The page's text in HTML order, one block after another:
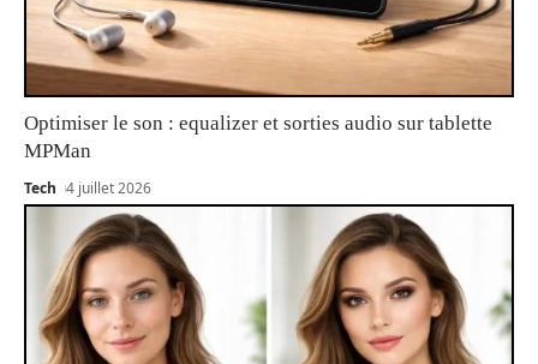
Optimiser le son : equalizer et sorties audio sur tablette
MPMan
Tech 4 juillet 2026